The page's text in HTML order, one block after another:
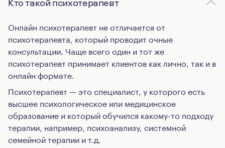
Онлайн психотерапевт не отличается от
психотерапевта, который проводит очные
консультации. Чаще всего один и тот же
психотерапевт принимает клиентов как лично, так и в
онлайн формате.
Психотерапевт — это специалист, у которого есть
высшее психологическое или медицинское
образование и который обучился какому-то подходу
терапии, например, психоанализу, системной
семейной терапии и т.д.